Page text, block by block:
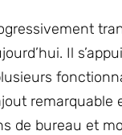
Il
remarquable
de bureau et